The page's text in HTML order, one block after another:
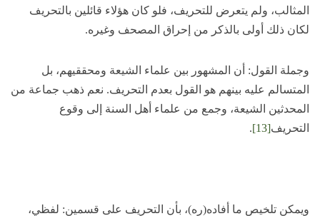
المثالب، ولم يتعرض للتحريف، فلو كان هؤلاء قائلين بالتحريف
لكان ذلك أولى بالذكر من إحراق المصحف وغيره.
وجملة القول: أن المشهور بين علماء الشيعة ومحققيهم، بل
المتسالم عليه بينهم هو القول بعدم التحريف. نعم ذهب جماعة من
المحدثين الشيعة، وجمع من علماء أهل السنة إلى وقوع
التحريف[13]
.
ويمكن تلخيص ما أفاده(ره)، بأن التحريف على قسمين: لفظي،